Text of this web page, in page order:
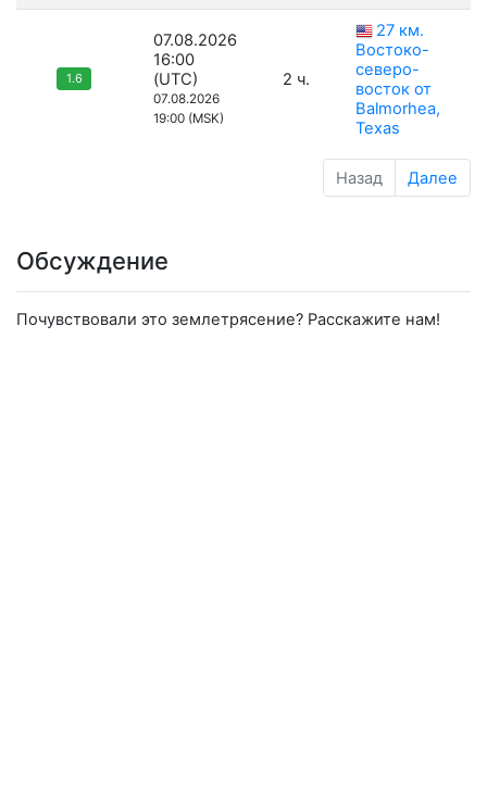
1.6
07.08.2026
16:00
(UTC)
07.08.2026
19:00 (MSK)
2 ч.
27 км.
Востоко-
северо-
восток от
Balmorhea,
Texas
Назад Далее
Обсуждение
Почувствовали это землетрясение? Расскажите нам!